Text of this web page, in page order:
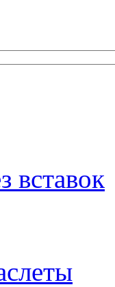
вставок